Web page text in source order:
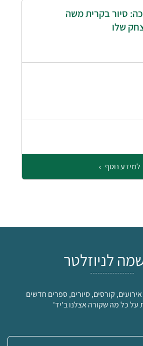
סיור בקרית משה
שלו
למידע נוסף
לניוזלטר
קורסים, סיורים, ספרים חדשים
על כל מה שקורה אצלנו ב'יד'